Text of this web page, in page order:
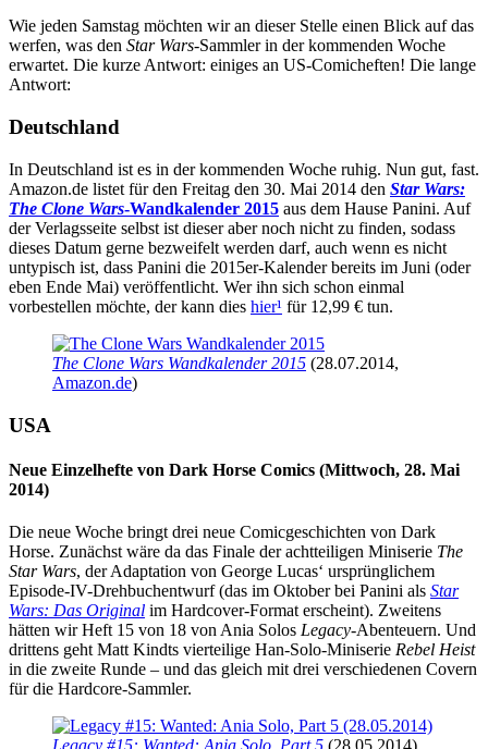
Wie jeden Samstag möchten wir an dieser Stelle einen Blick auf das
werfen, was den Star Wars-Sammler in der kommenden Woche
erwartet. Die kurze Antwort: einiges an US-Comicheften! Die lange
Antwort:
Deutschland
In Deutschland ist es in der kommenden Woche ruhig. Nun gut, fast.
Amazon.de listet für den Freitag den 30. Mai 2014 den Star Wars:
The Clone Wars-Wandkalender 2015 aus dem Hause Panini. Auf
der Verlagsseite selbst ist dieser aber noch nicht zu finden, sodass
dieses Datum gerne bezweifelt werden darf, auch wenn es nicht
untypisch ist, dass Panini die 2015er-Kalender bereits im Juni (oder
eben Ende Mai) veröffentlicht. Wer ihn sich schon einmal
vorbestellen möchte, der kann dies hier¹ für 12,99 € tun.
The Clone Wars Wandkalender 2015 (28.07.2014,
Amazon.de)
USA
Neue Einzelhefte von Dark Horse Comics (Mittwoch, 28. Mai
2014)
Die neue Woche bringt drei neue Comicgeschichten von Dark
Horse. Zunächst wäre da das Finale der achtteiligen Miniserie The
Star Wars, der Adaptation von George Lucas‘ ursprünglichem
Episode-IV-Drehbuchentwurf (das im Oktober bei Panini als Star
Wars: Das Original im Hardcover-Format erscheint). Zweitens
hätten wir Heft 15 von 18 von Ania Solos Legacy-Abenteuern. Und
drittens geht Matt Kindts vierteilige Han-Solo-Miniserie Rebel Heist
in die zweite Runde – und das gleich mit drei verschiedenen Covern
für die Hardcore-Sammler.